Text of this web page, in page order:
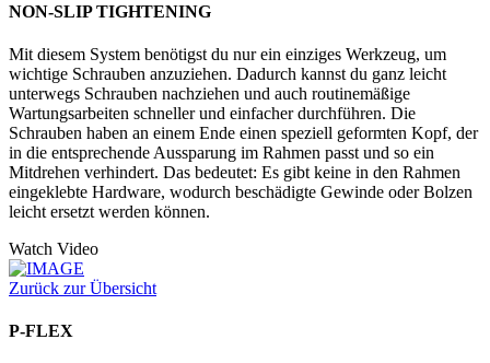
NON-SLIP TIGHTENING
Mit diesem System benötigst du nur ein einziges Werkzeug, um
wichtige Schrauben anzuziehen. Dadurch kannst du ganz leicht
unterwegs Schrauben nachziehen und auch routinemäßige
Wartungsarbeiten schneller und einfacher durchführen. Die
Schrauben haben an einem Ende einen speziell geformten Kopf, der
in die entsprechende Aussparung im Rahmen passt und so ein
Mitdrehen verhindert. Das bedeutet: Es gibt keine in den Rahmen
eingeklebte Hardware, wodurch beschädigte Gewinde oder Bolzen
leicht ersetzt werden können.
Watch Video
Zurück zur Übersicht
P-FLEX